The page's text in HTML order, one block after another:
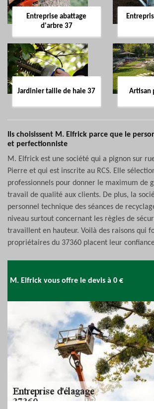
Entreprise abattage
d'arbre 37
Jardinier taille de haie 37 Artisan
Ils choisissent M. Elfrick parce que le
et perfectionniste
M. Elfrick est une société qui a pignon sur
Pierre et qui est inscrite au RCS. Elle
professionnels pour donner le maximum de
travail de qualité aux clients. De plus, la
personnel technique des séances de
niveau surtout concernant les règles de
travaillent en hauteur. Voilà des raisons qui
propriétaires du 37360 placent leur
M. Elfrick vous offre le devis à 0 €